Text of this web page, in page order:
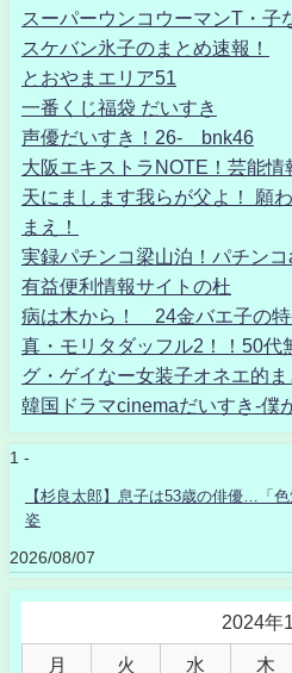
スーパーウンコウーマンT・子
スケバン氷子のまとめ速報！
とおやまエリア51
一番くじ福袋 だいすき
声優だいすき！26- bnk46
大阪エキストラNOTE！芸能情
天にまします我らが父よ！ 願
まえ！
実録パチンコ梁山泊！パチン
有益便利情報サイトの杜
病は木から！ 24金バエ子の特
真・モリタダッフル2！！50代
グ・ゲイなー女装子オネエ的ま
韓国ドラマcinemaだいすき-僕
1 -
【杉良太郎】息子は53歳の俳優…「
姿
2026/08/07
2024年
月 火 水 木